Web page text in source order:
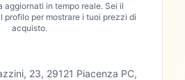
aggiornati in tempo reale. Sei il
profilo per mostrare i tuoi prezzi di
acquisto.
23, 29121 Piacenza PC,